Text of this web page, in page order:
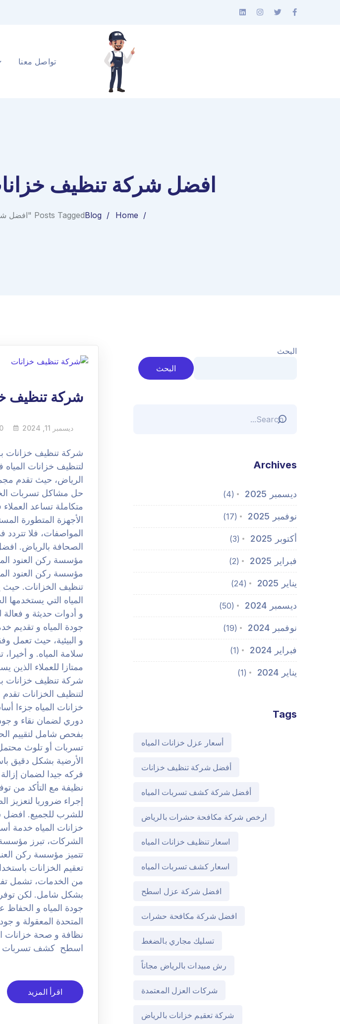
تواصل معنا
افضل شركة تنظيف
Home
BlogPosts Tagged "افضل شركة تنظيف خزانات بحي الصحافة الرياض"
شركة تنظيف
ديسمبر 11, 2024 0 Comments
لتنظيف خزانات
الرياض، حيث تقدم
حل مشاكل تسربات
متكاملة تساعد
الأجهزة المتطورة
المواصفات، فلا
مؤسسة ركن العنود
مؤسسة ركن العنود
تنظيف الخزانات. حيث
المياه التي
و أدوات حديثة و
جودة المياه و تقديم
و البيئية، حيث تعمل
سلامة المياه. و
ممتازا للعملاء
لتنظيف الخزانات
خزانات المياه جزءا
دوري لضمان نقاء و
بفحص شامل لتقييم
تسربات أو تلوث
الأرضية بشكل دقيق
فركه جيدا لضمان إزالة
نظيفة مع التأكد من
إجراء ضروريا لتعزيز
خزانات المياه خدمة
الشركات، تبرز مؤسسة
تتميز مؤسسة ركن
تعقيم الخزانات
من الخدمات، تشمل
بشكل شامل. لكن توفر
جودة المياه و
المتحدة المعقولة و
نظافة و صحة خزانات
اسطح كشف تسربات
اقرأ المزيد
البحث
البحث
Archives
ديسمبر 2025 (4)
نوفمبر 2025 (17)
أكتوبر 2025 (3)
فبراير 2025 (2)
يناير 2025 (24)
ديسمبر 2024 (50)
نوفمبر 2024 (19)
فبراير 2024 (1)
يناير 2024 (1)
Tags
أسعار عزل خزانات المياه
أفضل شركة تنظيف خزانات
أفضل شركة كشف تسربات المياه
ارخص شركة مكافحة حشرات بالرياض
اسعار تنظيف خزانات المياه
اسعار كشف تسربات المياه
افضل شركة عزل اسطح
افضل شركة مكافحة حشرات
تسليك مجاري بالضغط
رش مبيدات بالرياض مجاناً
شركات العزل المعتمدة
شركة تعقيم خزانات بالرياض